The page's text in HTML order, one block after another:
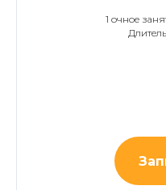
1 очное